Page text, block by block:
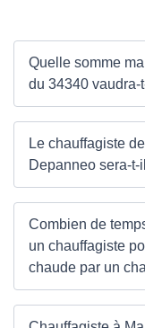
Quelle somme
du 34340 vaudra-
Le chauffagiste
Depanneo sera-t-
Combien de
un chauffagiste
chaude par un